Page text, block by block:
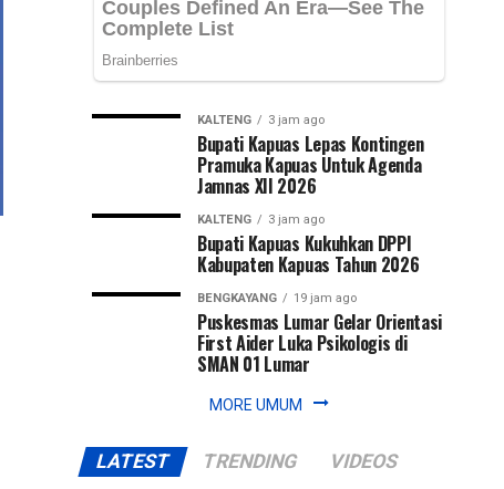
Asa
Garap
“Lempeng
penata
Banjar
Cipta,
mengaransemen
lagu
Telo
KALTENG 3 jam ago
Bupati Kapuas Lepas Kontingen
Pramuka Kapuas Untuk Agenda
Jamnas XII 2026
KALTENG 3 jam ago
Bupati Kapuas Kukuhkan DPPI
Kabupaten Kapuas Tahun 2026
BENGKAYANG 19 jam ago
Puskesmas Lumar Gelar Orientasi
First Aider Luka Psikologis di
SMAN 01 Lumar
MORE UMUM
LATEST TRENDING VIDEOS